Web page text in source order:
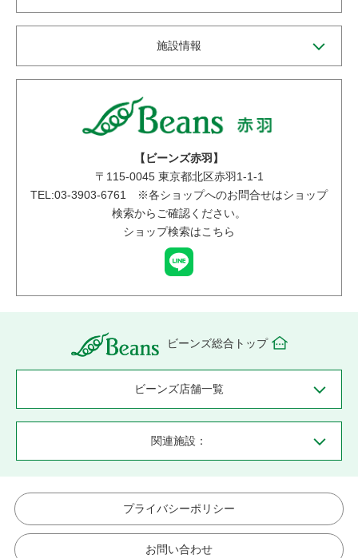
施設情報
【ビーンズ赤羽】
〒 115-0045東京都北区赤羽1-1-1
TEL:03-3903-6761 ※各ショップへのお問合せはショップ
検索からご確認ください。
ショップ検索はこちら
ビーンズ総合トップ
ビーンズ店舗一覧
関連施設：
プライバシーポリシー
お問い合わせ